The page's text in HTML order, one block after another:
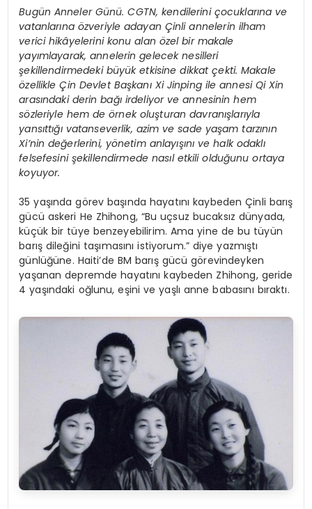
Bugün Anneler Günü. CGTN, kendilerini çocuklarına ve
vatanlarına özveriyle adayan Çinli annelerin ilham
verici hikâyelerini konu alan özel bir makale
yayımlayarak, annelerin gelecek nesilleri
şekillendirmedeki büyük etkisine dikkat çekti. Makale
özellikle Çin Devlet Başkanı Xi Jinping ile annesi Qi Xin
arasındaki derin bağı irdeliyor ve annesinin hem
sözleriyle hem de örnek oluşturan davranışlarıyla
yansıttığı vatanseverlik, azim ve sade yaşam tarzının
Xi’nin değerlerini, yönetim anlayışını ve halk odaklı
felsefesini şekillendirmede nasıl etkili olduğunu ortaya
koyuyor.
35 yaşında görev başında hayatını kaybeden Çinli barış
gücü askeri He Zhihong, “Bu uçsuz bucaksız dünyada,
küçük bir tüye benzeyebilirim. Ama yine de bu tüyün
barış dileğini taşımasını istiyorum.” diye yazmıştı
günlüğüne. Haiti’de BM barış gücü görevindeyken
yaşanan depremde hayatını kaybeden Zhihong, geride
4 yaşındaki oğlunu, eşini ve yaşlı anne babasını bıraktı.